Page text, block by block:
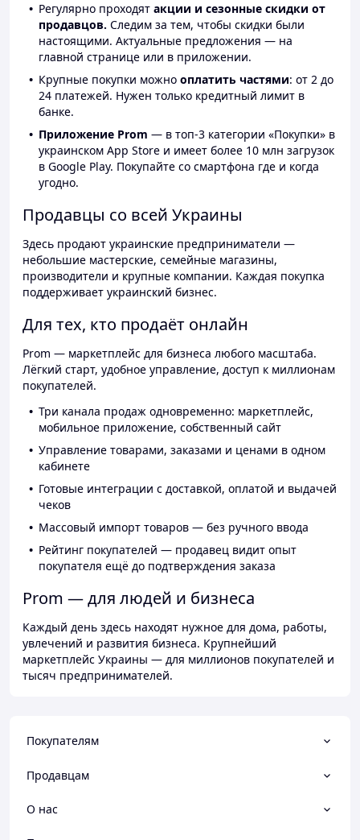
Регулярно проходят акции и сезонные скидки от
продавцов. Следим за тем, чтобы скидки были
настоящими. Актуальные предложения — на
главной странице или в приложении.
Крупные покупки можно оплатить частями: от 2 до
24 платежей. Нужен только кредитный лимит в
банке.
Приложение Prom — в топ-3 категории «Покупки» в
украинском App Store и имеет более 10 млн загрузок
в Google Play. Покупайте со смартфона где и когда
угодно.
Продавцы со всей Украины
Здесь продают украинские предприниматели —
небольшие мастерские, семейные магазины,
производители и крупные компании. Каждая покупка
поддерживает украинский бизнес.
Для тех, кто продаёт онлайн
Prom — маркетплейс для бизнеса любого масштаба.
Лёгкий старт, удобное управление, доступ к миллионам
покупателей.
Три канала продаж одновременно: маркетплейс,
мобильное приложение, собственный сайт
Управление товарами, заказами и ценами в одном
кабинете
Готовые интеграции с доставкой, оплатой и выдачей
чеков
Массовый импорт товаров — без ручного ввода
Рейтинг покупателей — продавец видит опыт
покупателя ещё до подтверждения заказа
Prom — для людей и бизнеса
Каждый день здесь находят нужное для дома, работы,
увлечений и развития бизнеса. Крупнейший
маркетплейс Украины — для миллионов покупателей и
тысяч предпринимателей.
Покупателям
Продавцам
О нас